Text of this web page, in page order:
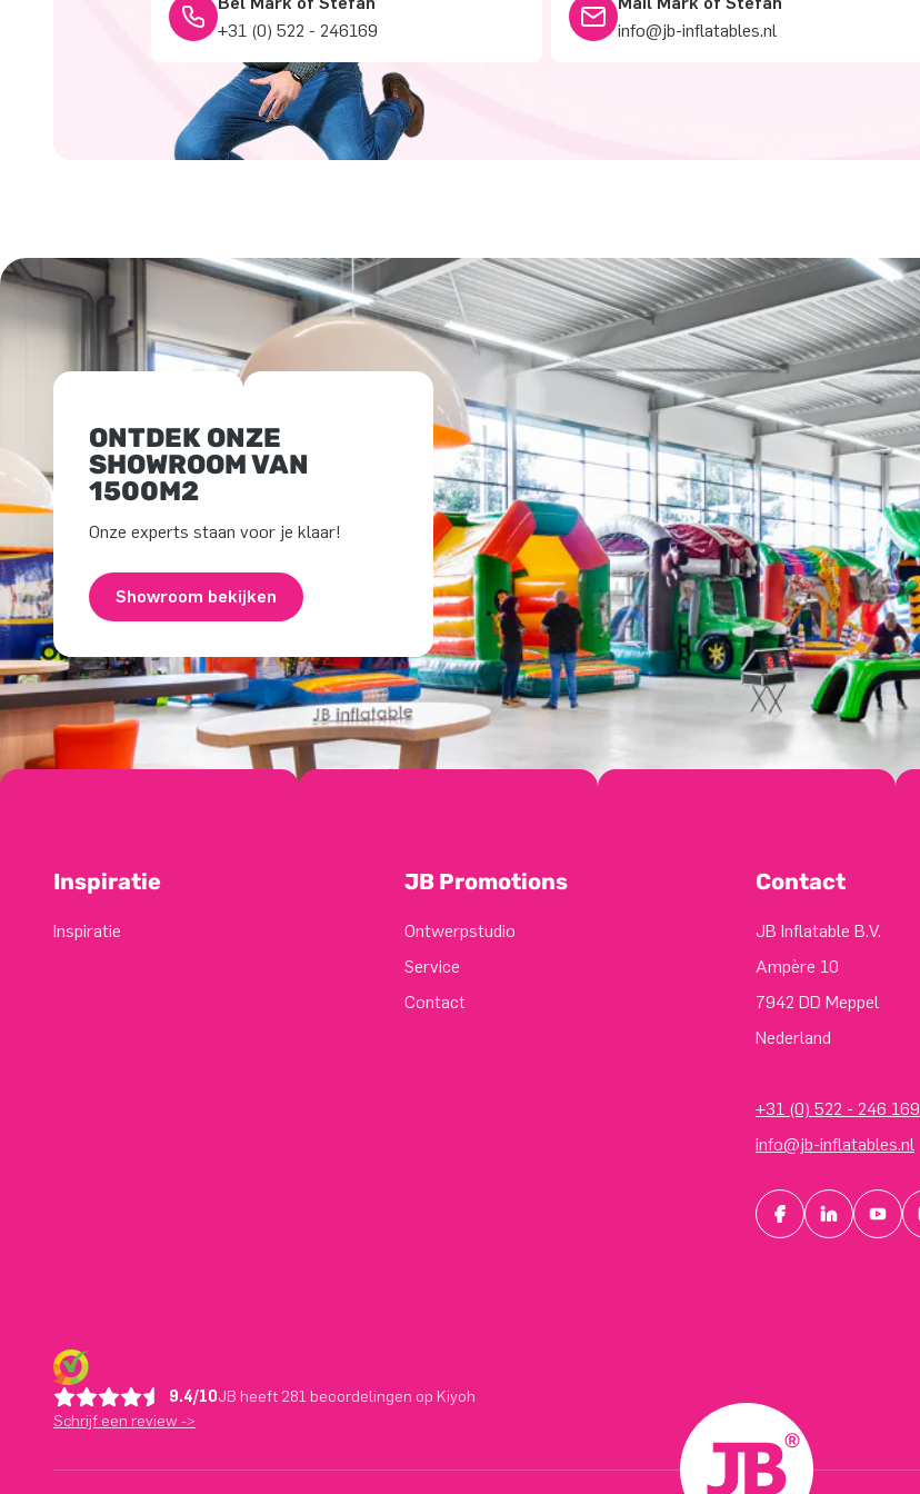
+31 (0) 522 - 246169
info@jb-inflatables.nl
ONTDEK ONZE
SHOWROOM VAN
1500M2
Onze experts staan voor je klaar!
Showroom bekijken
Inspiratie
Inspiratie
JB Promotions
Ontwerpstudio
Service
Contact
Contact
JB Inflatable B.V.
Ampère 10
7942 DD Meppel
Nederland
+31 (0) 522 - 246 169
info@jb-inflatables.nl
9.4/10JB heeft 281 beoordelingen op Kiyoh
Schrijf een review ->